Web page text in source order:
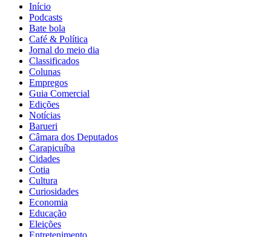
Início
Podcasts
Bate bola
Café & Política
Jornal do meio dia
Classificados
Colunas
Empregos
Guia Comercial
Edições
Notícias
Barueri
Câmara dos Deputados
Carapicuíba
Cidades
Cotia
Cultura
Curiosidades
Economia
Educação
Eleições
Entretenimento